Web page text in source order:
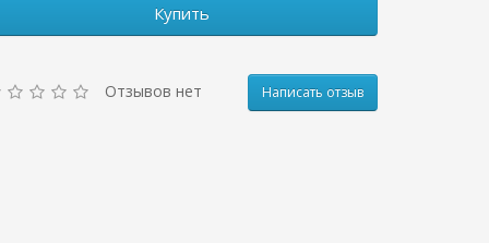
Купить
Отзывов нет Написать отзыв